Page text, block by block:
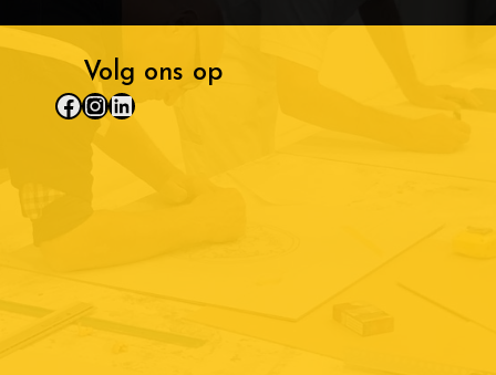
Volg ons op
Facebook
Instagram
LinkedIn